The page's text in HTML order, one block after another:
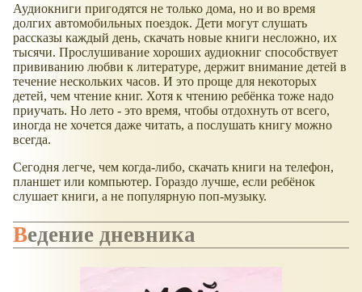
Аудиокниги пригодятся не только дома, но и во время
долгих автомобильных поездок. Дети могут слушать
рассказы каждый день, скачать новые книги несложно, их
тысячи. Прослушивание хороших аудиокниг способствует
прививанию любви к литературе, держит внимание детей в
течение нескольких часов. И это проще для некоторых
детей, чем чтение книг. Хотя к чтению ребёнка тоже надо
приучать. Но лето - это время, чтобы отдохнуть от всего,
иногда не хочется даже читать, а послушать книгу можно
всегда.
Сегодня легче, чем когда-либо, скачать книги на телефон,
планшет или компьютер. Гораздо лучше, если ребёнок
слушает книги, а не популярную поп-музыку.
Ведение дневника